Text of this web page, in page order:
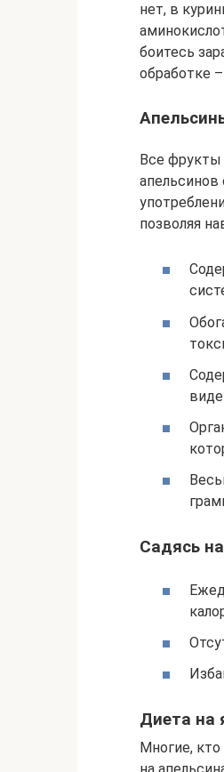
нет, в
боитесь
обработке
Все фрукты
позволяя
Садясь
Диета на
Многие,
на